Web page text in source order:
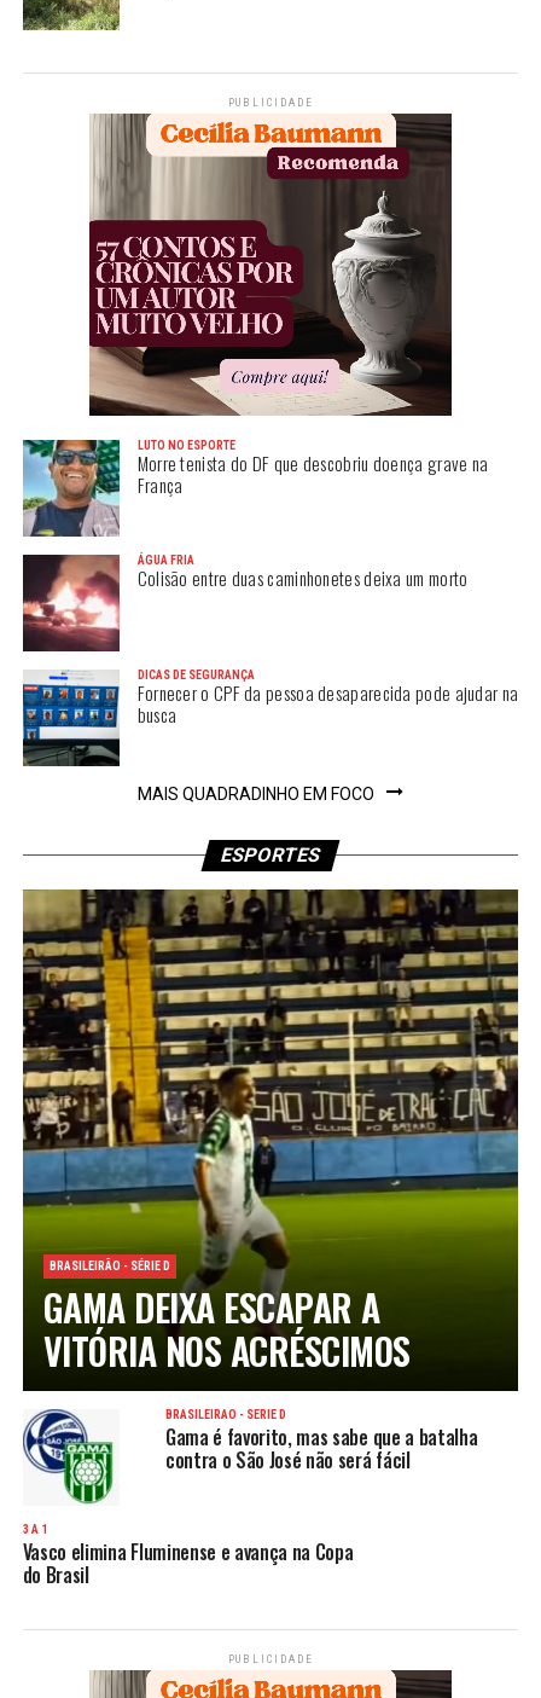
PUBLICIDADE
LUTO NO ESPORTE
Morre tenista do DF que descobriu doença grave na
França
ÁGUA FRIA
Colisão entre duas caminhonetes deixa um morto
DICAS DE SEGURANÇA
Fornecer o CPF da pessoa desaparecida pode ajudar na
busca
MAIS QUADRADINHO EM FOCO
ESPORTES
BRASILEIRÃO - SÉRIE D
GAMA DEIXA ESCAPAR A
VITÓRIA NOS ACRÉSCIMOS
BRASILEIRÃO - SÉRIE D
Gama é favorito, mas sabe que a batalha
contra o São José não será fácil
3 A 1
Vasco elimina Fluminense e avança na Copa
do Brasil
PUBLICIDADE